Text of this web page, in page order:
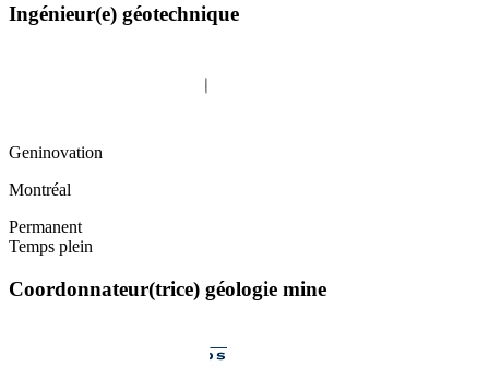
Ingénieur(e) géotechnique
Geninovation
Montréal
Permanent
Temps plein
Coordonnateur(trice) géologie mine